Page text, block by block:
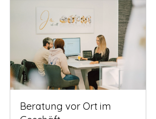
Beratung vor Ort im